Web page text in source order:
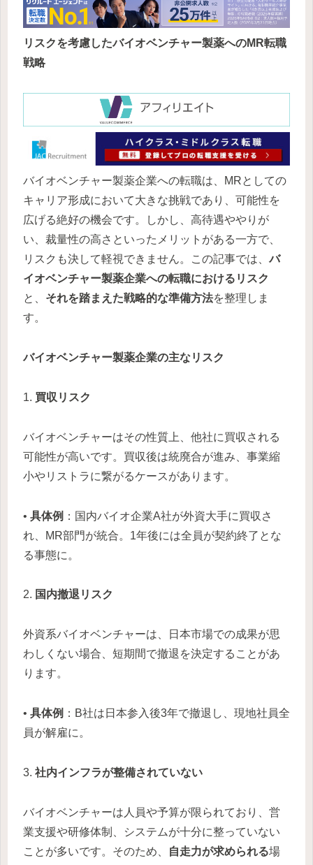
リスクを考慮したバイオベンチャー製薬へのMR転職
戦略
バイオベンチャー製薬企業への転職は、MRとしての
キャリア形成において大きな挑戦であり、可能性を
広げる絶好の機会です。しかし、高待遇ややりが
い、裁量性の高さといったメリットがある一方で、
リスクも決して軽視できません。この記事では、バ
イオベンチャー製薬企業への転職におけるリスク
と、 それを踏まえた戦略的な準備方法を整理しま
す。
バイオベンチャー製薬企業の主なリスク
1. 買収リスク
バイオベンチャーはその性質上、他社に買収される
可能性が高いです。買収後は統廃合が進み、事業縮
小やリストラに繋がるケースがあります。
• 具体例 ：国内バイオ企業A社が外資大手に買収さ
れ、MR部門が統合。1年後には全員が契約終了とな
る事態に。
2. 国内撤退リスク
外資系バイオベンチャーは、日本市場での成果が思
わしくない場合、短期間で撤退を決定することがあ
ります。
• 具体例 ：B社は日本参入後3年で撤退し、現地社員全
員が解雇に。
3. 社内インフラが整備されていない
バイオベンチャーは人員や予算が限られており、営
業支援や研修体制、システムが十分に整っていない
ことが多いです。そのため、
自走力が求められる場